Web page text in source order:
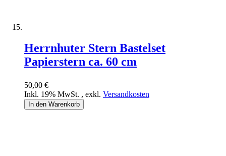
Herrnhuter Stern Bastelset
Papierstern ca. 60 cm
50,00 €
Inkl. 19% MwSt. , exkl. Versandkosten
In den Warenkorb